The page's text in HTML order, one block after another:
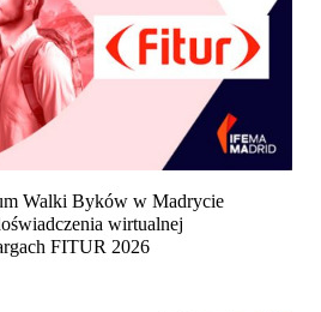
Walki Byków w Madrycie
wirtualnej
FITUR 2026